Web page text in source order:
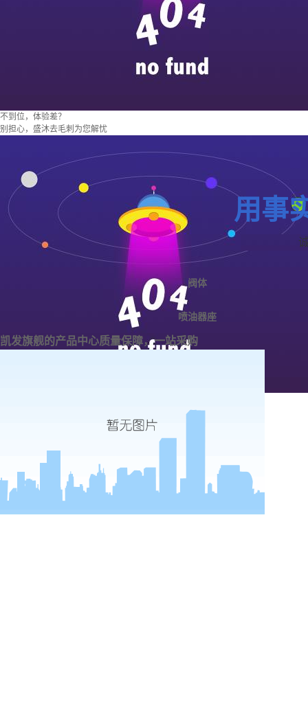
不到位，体验差？
别担心，盛沐去毛刺为您解忧
用事
阀体
喷油器座
凯发旗舰的产品中心质量保障，一站采购